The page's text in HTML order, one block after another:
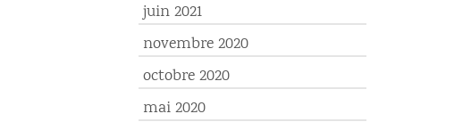
juin 2021
novembre 2020
octobre 2020
mai 2020